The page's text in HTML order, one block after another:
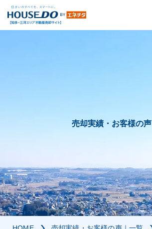
売却実績・お客様の声